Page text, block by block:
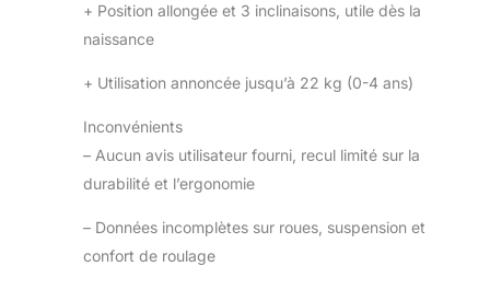
+ Position allongée et 3 inclinaisons, utile dès la
naissance
+ Utilisation annoncée jusqu’à 22 kg (0-4 ans)
Inconvénients
– Aucun avis utilisateur fourni, recul limité sur la
durabilité et l’ergonomie
– Données incomplètes sur roues, suspension et
confort de roulage